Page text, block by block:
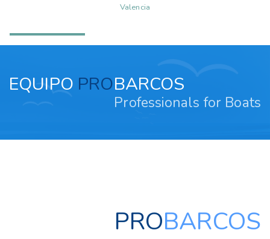
Valencia
EQUIPO PROBARCOS
Professionals for Boats
PROBARCOS